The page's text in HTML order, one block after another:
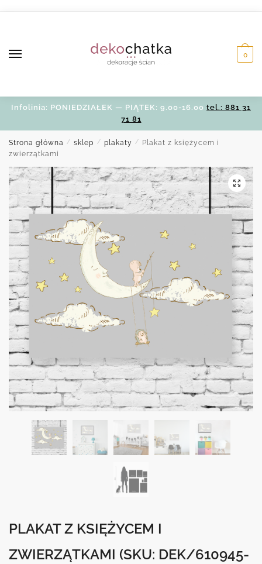
0
Infolinia: PONIEDZIAŁEK — PIĄTEK: 9.00-16.00 tel.: 881 31
71 81
Strona główna / sklep / plakaty /
Plakat z księżycem i
zwierzątkami
PLAKAT Z KSIĘŻYCEM I
ZWIERZĄTKAMI (SKU: DEK/610945-